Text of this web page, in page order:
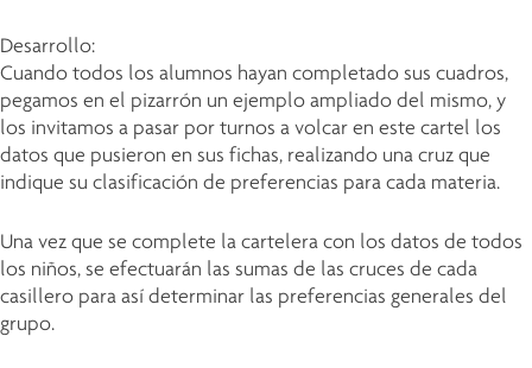
Desarrollo:
Cuando todos los alumnos hayan completado sus cuadros,
pegamos en el pizarrón un ejemplo ampliado del mismo, y
los invitamos a pasar por turnos a volcar en este cartel los
datos que pusieron en sus fichas, realizando una cruz que
indique su clasificación de preferencias para cada materia.
Una vez que se complete la cartelera con los datos de todos
los niños, se efectuarán las sumas de las cruces de cada
casillero para así determinar las preferencias generales del
grupo.